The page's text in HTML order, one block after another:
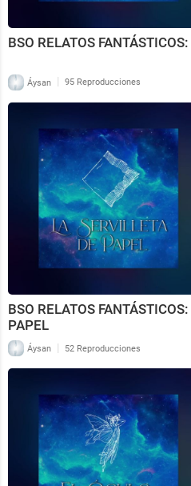
BSO RELATOS
Áysan | 95 Reproducciones
BSO RELATOS
PAPEL
Áysan | 52 Reproducciones